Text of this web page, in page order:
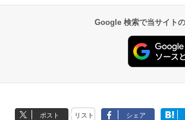
Google 検索で当サイト
ポスト リスト シェア